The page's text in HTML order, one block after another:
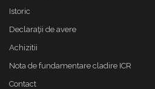
Istoric
Declaraţii de avere
Achizitii
Nota de fundamentare cladire ICR
Contact